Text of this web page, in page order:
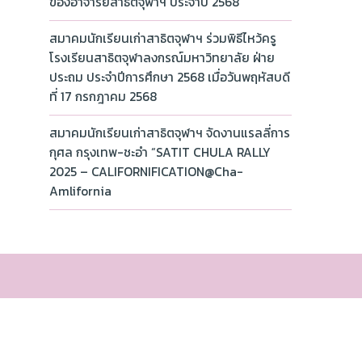
สมาคมนักเรียนเก่าสาธิตจุฬาฯ ร่วมพิธีไหว้ครู
โรงเรียนสาธิตจุฬาลงกรณ์มหาวิทยาลัย ฝ่าย
ประถม ประจำปีการศึกษา 2568 เมื่อวันพฤหัสบดี
ที่ 17 กรกฎาคม 2568
สมาคมนักเรียนเก่าสาธิตจุฬาฯ จัดงานแรลลี่การ
กุศล กรุงเทพ-ชะอำ “SATIT CHULA RALLY
2025 – CALIFORNIFICATION@Cha-
Amlifornia